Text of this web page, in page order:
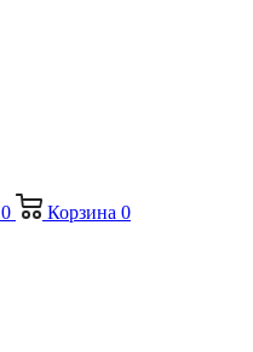
0 Корзина 0